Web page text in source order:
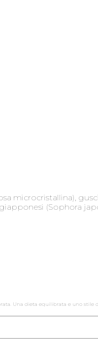
microcristallina),
(Sophora
Una dieta equilibrata e uno stile